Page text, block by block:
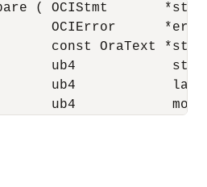
( OCIStmt
OCIError
const OraText
ub4
ub4
ub4